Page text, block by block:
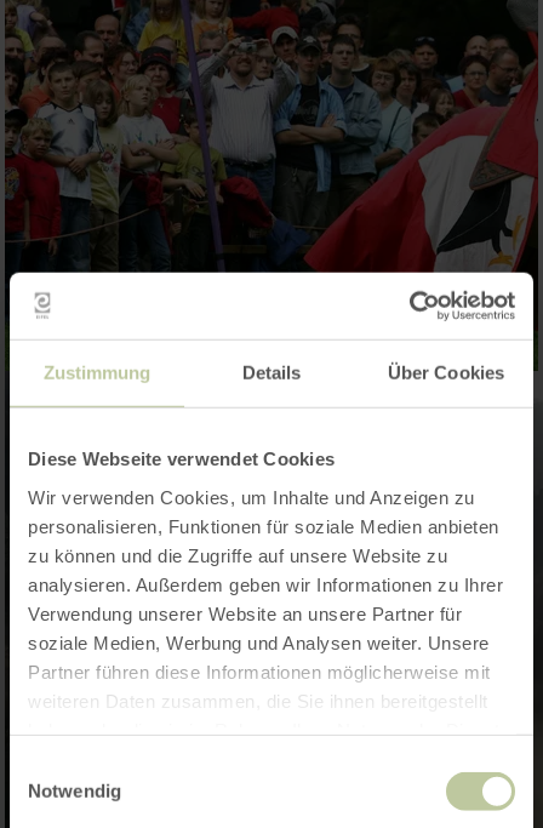
Zustimmung Details Über Cookies
Diese Webseite verwendet Cookies
Wir verwenden Cookies, um Inhalte und Anzeigen zu
personalisieren, Funktionen für soziale Medien anbieten
zu können und die Zugriffe auf unsere Website zu
analysieren. Außerdem geben wir Informationen zu Ihrer
Verwendung unserer Website an unsere Partner für
soziale Medien, Werbung und Analysen weiter. Unsere
Partner führen diese Informationen möglicherweise mit
weiteren Daten zusammen, die Sie ihnen bereitgestellt
Notwendig